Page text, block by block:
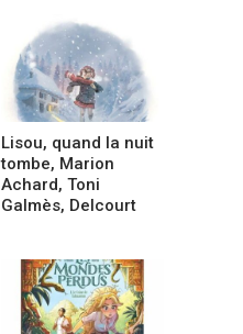
Lisou, quand la nuit
tombe, Marion
Achard, Toni
Galmès, Delcourt